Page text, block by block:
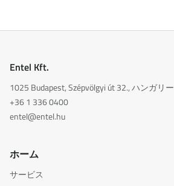
Entel Kft.
1025 Budapest, Szépvölgyi út 32., ハンガリー
+36 1 336 0400
entel@entel.hu
ホーム
サービス